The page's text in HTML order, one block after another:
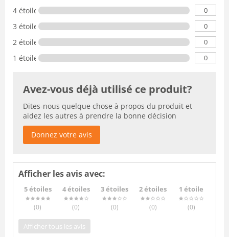
4 étoiles 0
3 étoiles 0
2 étoiles 0
1 étoile 0
Avez-vous déjà utilisé ce produit?
Dites-nous quelque chose à propos du produit et
aidez les autres à prendre la bonne décision
Donnez votre avis
Afficher les avis avec:
5 étoiles
(0)
4 étoiles
(0)
3 étoiles
(0)
2 étoiles
(0)
1 étoile
(0)
Afficher tous les avis